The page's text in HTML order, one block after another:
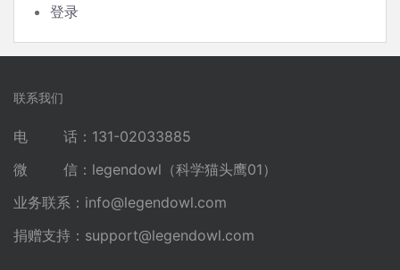
登录
联系我们
电 话：131-02033885
微 信：legendowl（科学猫头鹰01）
业务联系： info@legendowl.com
捐赠支持： support@legendowl.com